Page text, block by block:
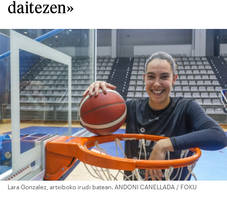
daitezen»
Lara Gonzalez, artxiboko irudi batean. ANDONI CANELLADA / FOKU